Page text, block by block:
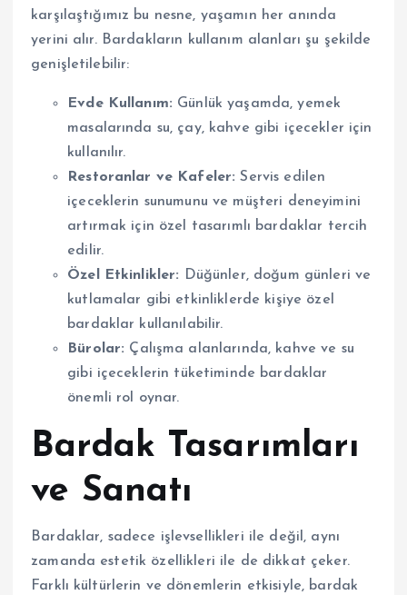
karşılaştığımız bu nesne, yaşamın her anında
yerini alır. Bardakların kullanım alanları şu şekilde
genişletilebilir:
Evde Kullanım: Günlük yaşamda, yemek
masalarında su, çay, kahve gibi içecekler için
kullanılır.
Restoranlar ve Kafeler: Servis edilen
içeceklerin sunumunu ve müşteri deneyimini
artırmak için özel tasarımlı bardaklar tercih
edilir.
Özel Etkinlikler: Düğünler, doğum günleri ve
kutlamalar gibi etkinliklerde kişiye özel
bardaklar kullanılabilir.
Bürolar: Çalışma alanlarında, kahve ve su
gibi içeceklerin tüketiminde bardaklar
önemli rol oynar.
Bardak Tasarımları
ve Sanatı
Bardaklar, sadece işlevsellikleri ile değil, aynı
zamanda estetik özellikleri ile de dikkat çeker.
Farklı kültürlerin ve dönemlerin etkisiyle, bardak